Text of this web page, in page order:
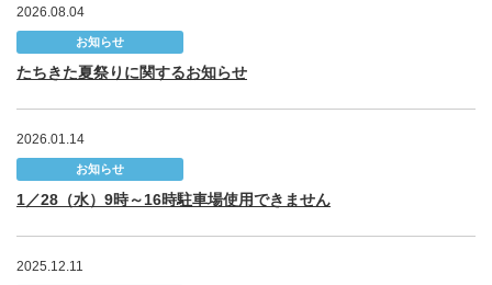
2026.08.04
お知らせ
たちきた夏祭りに関するお知らせ
2026.01.14
お知らせ
1／28（水）9時～16時駐車場使用できません
2025.12.11